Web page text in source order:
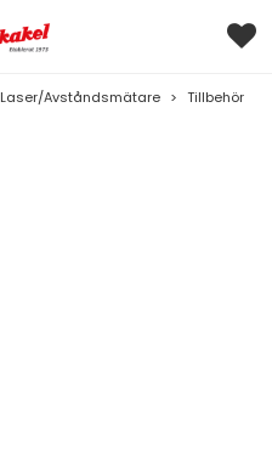
Laser/Avståndsmätare > Tillbehör